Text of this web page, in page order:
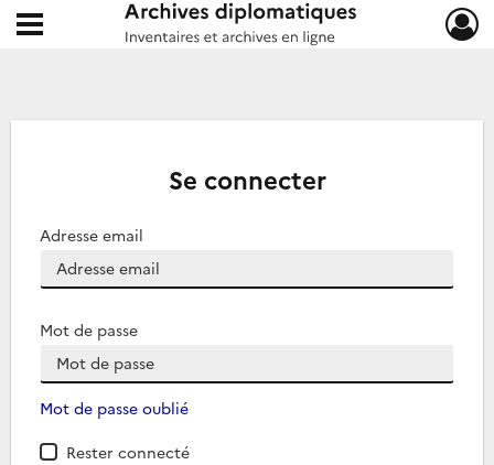
Archives diplomatiques
Ouvrir le menu déroulant
Se connecter
Adresse email
Mot de passe
Mot de passe oublié
Rester connecté